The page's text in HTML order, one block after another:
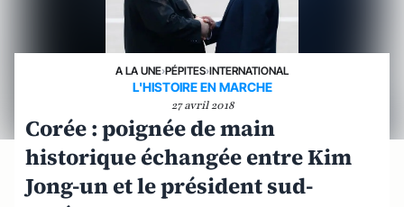
A LA UNE›PÉPITES›INTERNATIONAL
L'HISTOIRE EN MARCHE
27 avril 2018
Corée : poignée de main
historique échangée entre Kim
Jong-un et le président sud-